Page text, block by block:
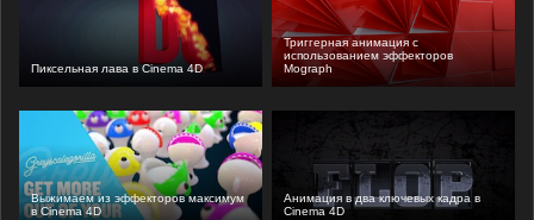
Пиксельная лава в Cinema 4D
Триггерная анимация с
использованием эффекторов
Mograph
Выжимаем из эффекторов максимум
в Cinema 4D
Анимация в два ключевых кадра в
Cinema 4D